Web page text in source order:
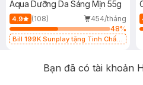
Aqua Dưỡng Da Sáng Mịn 55g
4.9 (108)
454/tháng
48%
Bill 199K Sunplay tặng Tinh Chất
Bạn đã có tài khoản